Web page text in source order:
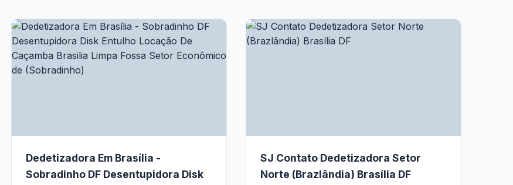
Dedetizadora Em Brasília -
Sobradinho DF Desentupidora Disk
SJ Contato Dedetizadora Setor
Norte (Brazlândia) Brasília DF